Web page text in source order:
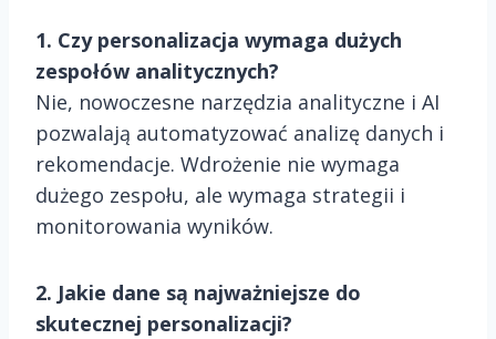
1. Czy personalizacja wymaga dużych
zespołów analitycznych?
Nie, nowoczesne narzędzia analityczne i AI
pozwalają automatyzować analizę danych i
rekomendacje. Wdrożenie nie wymaga
dużego zespołu, ale wymaga strategii i
monitorowania wyników.
2. Jakie dane są najważniejsze do
skutecznej personalizacji?